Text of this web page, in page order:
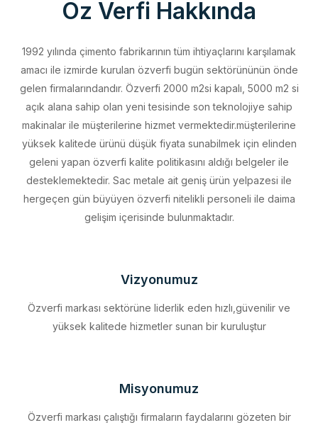
Öz Verfi Hakkında
1992 yılında çimento fabrikarının tüm ihtiyaçlarını karşılamak
amacı ile izmirde kurulan özverfi bugün sektörününün önde
gelen firmalarındandır. Özverfi 2000 m2si kapalı, 5000 m2 si
açık alana sahip olan yeni tesisinde son teknolojiye sahip
makinalar ile müşterilerine hizmet vermektedir.müşterilerine
yüksek kalitede ürünü düşük fiyata sunabilmek için elinden
geleni yapan özverfi kalite politikasını aldığı belgeler ile
desteklemektedir. Sac metale ait geniş ürün yelpazesi ile
hergeçen gün büyüyen özverfi nitelikli personeli ile daima
gelişim içerisinde bulunmaktadır.
Vizyonumuz
Özverfi markası sektörüne liderlik eden hızlı,güvenilir ve
yüksek kalitede hizmetler sunan bir kuruluştur
Misyonumuz
Özverfi markası çalıştığı firmaların faydalarını gözeten bir